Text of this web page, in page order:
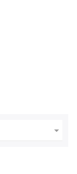
